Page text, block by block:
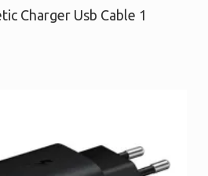
στο καλάθι
Charger Usb Cable 1